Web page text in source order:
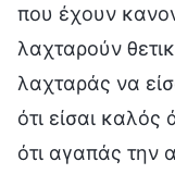
που έχουν
λαχταρούν
λαχταράς να
ότι είσαι
ότι αγαπάς την